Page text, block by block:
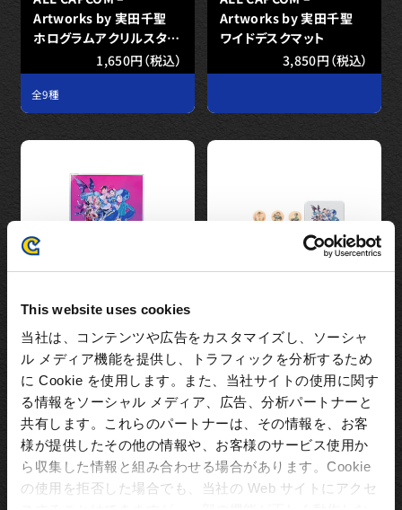
This website uses cookies
当社は、コンテンツや広告をカスタマイズし、ソーシャ
ル メディア機能を提供し、トラフィックを分析するため
に Cookie を使用します。また、当社サイトの使用に関す
る情報をソーシャル メディア、広告、分析パートナーと
共有します。これらのパートナーは、その情報を、お客
様が提供したその他の情報や、お客様のサービス使用か
ら収集した情報と組み合わせる場合があります。Cookie
の使用を拒否した場合でも、当社の Web サイトにアクセ
Artworks by 実田千聖
ホログラムアクリルスタン
1,650円（税込）
全9種
Artworks by 実田千聖
ワイドデスクマット
3,850円（税込）
ALL CAPCOM –
Artworks by 実田千聖
アクリル色紙
1,980円（税込）
ALL CAPCOM –
Artworks by 実田千聖
クッキー缶
2,420円（税込）